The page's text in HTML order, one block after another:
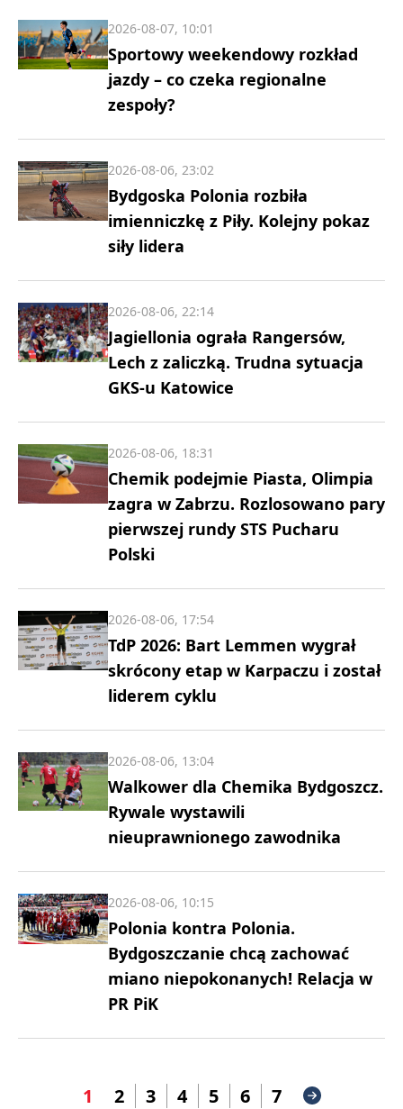
Sportowy weekendowy rozkład
jazdy – co czeka regionalne
zespoły?
2026-08-07, 10:01
Bydgoska Polonia rozbiła
imienniczkę z Piły. Kolejny pokaz
siły lidera
2026-08-06, 23:02
Jagiellonia ograła Rangersów,
Lech z zaliczką. Trudna sytuacja
GKS-u Katowice
2026-08-06, 22:14
Chemik podejmie Piasta, Olimpia
zagra w Zabrzu. Rozlosowano pary
pierwszej rundy STS Pucharu
Polski
2026-08-06, 18:31
TdP 2026: Bart Lemmen wygrał
skrócony etap w Karpaczu i został
liderem cyklu
2026-08-06, 17:54
Walkower dla Chemika Bydgoszcz.
Rywale wystawili
nieuprawnionego zawodnika
2026-08-06, 13:04
Polonia kontra Polonia.
Bydgoszczanie chcą zachować
miano niepokonanych! Relacja w
PR PiK
2026-08-06, 10:15
1 2 3 4 5 6 7